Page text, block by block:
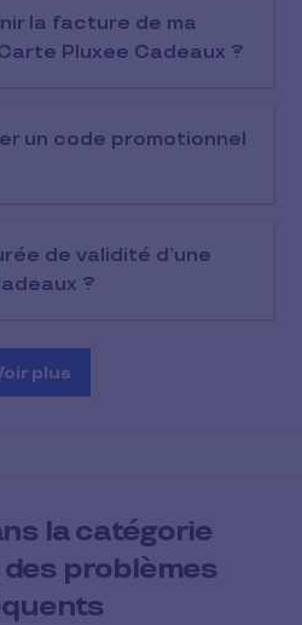
la facture de ma
Pluxee Cadeaux ?
un code promotionnel
de validité d’une
?
plus
la catégorie
problèmes